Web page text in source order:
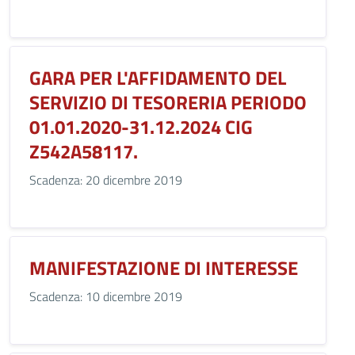
GARA PER L'AFFIDAMENTO DEL
SERVIZIO DI TESORERIA PERIODO
01.01.2020-31.12.2024 CIG
Z542A58117.
Scadenza: 20 dicembre 2019
MANIFESTAZIONE DI INTERESSE
Scadenza: 10 dicembre 2019